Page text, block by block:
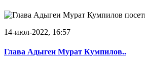
14-июл-2022, 16:57
Глава Адыгеи Мурат Кумпилов..